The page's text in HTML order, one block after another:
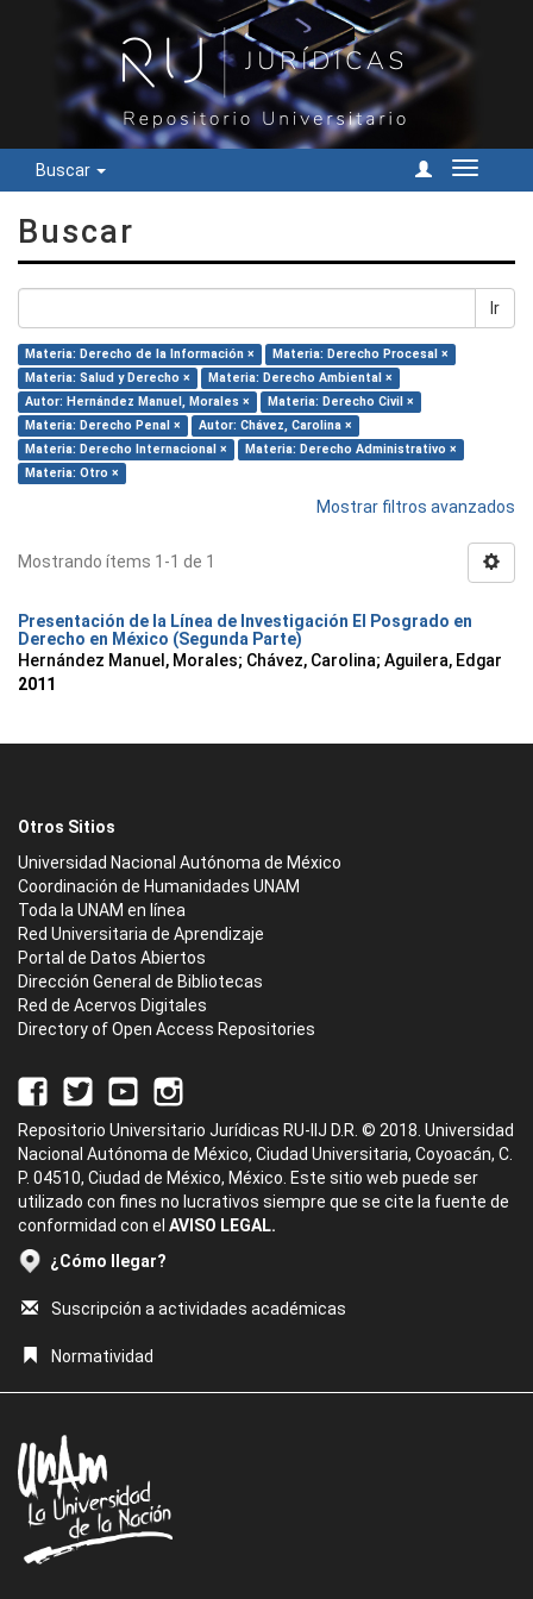
Buscar
Cambiar
Buscar
Ir
Materia: Derecho de la Información ×
Materia: Derecho Procesal ×
Materia: Salud y Derecho ×
Materia: Derecho Ambiental ×
Autor: Hernández Manuel, Morales ×
Materia: Derecho Civil ×
Materia: Derecho Penal ×
Autor: Chávez, Carolina ×
Materia: Derecho Internacional ×
Materia: Derecho Administrativo ×
Materia: Otro ×
Mostrar filtros avanzados
Mostrando ítems 1-1 de 1
Presentación de la Línea de Investigación El Posgrado en
Derecho en México (Segunda Parte)
Hernández Manuel, Morales; Chávez, Carolina; Aguilera, Edgar
2011
Otros Sitios
Universidad Nacional Autónoma de México
Coordinación de Humanidades UNAM
Toda la UNAM en línea
Red Universitaria de Aprendizaje
Portal de Datos Abiertos
Dirección General de Bibliotecas
Red de Acervos Digitales
Directory of Open Access Repositories
Repositorio Universitario Jurídicas RU-IIJ D.R. © 2018. Universidad
Nacional Autónoma de México, Ciudad Universitaria, Coyoacán, C.
P. 04510, Ciudad de México, México. Este sitio web puede ser
utilizado con fines no lucrativos siempre que se cite la fuente de
conformidad con el AVISO LEGAL.
¿Cómo llegar?
Suscripción a actividades académicas
Normatividad